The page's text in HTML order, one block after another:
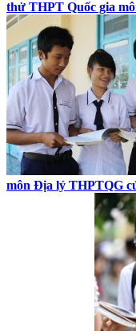
thử THPT Quốc gia
môn Địa lý THPTQG